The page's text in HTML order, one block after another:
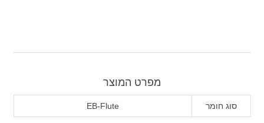
מפרט המוצר
סוג חומר EB-Flute